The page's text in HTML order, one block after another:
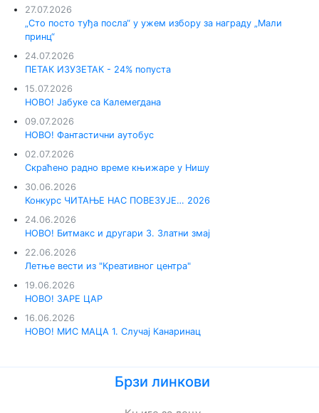
27.07.2026
„Сто посто туђа посла“ у ужем избору за награду „Мали
принц“
24.07.2026
ПЕТАК ИЗУЗЕТАК - 24% попуста
15.07.2026
НОВО! Јабуке са Калемегдана
09.07.2026
НОВО! Фантастични аутобус
02.07.2026
Скраћено радно време књижаре у Нишу
30.06.2026
Конкурс ЧИТАЊЕ НАС ПОВЕЗУЈЕ… 2026
24.06.2026
НОВО! Битмакс и другари 3. Златни змај
22.06.2026
Летње вести из "Креативног центра"
19.06.2026
НОВО! ЗАРЕ ЦАР
16.06.2026
НОВО! МИС МАЦА 1. Случај Канаринац
Брзи линкови